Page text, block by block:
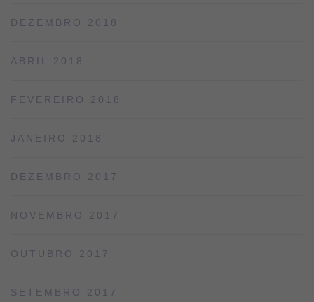
DEZEMBRO 2018
ABRIL 2018
FEVEREIRO 2018
JANEIRO 2018
DEZEMBRO 2017
NOVEMBRO 2017
OUTUBRO 2017
SETEMBRO 2017